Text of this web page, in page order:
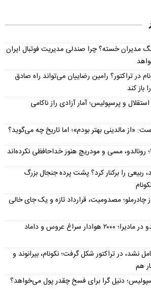
مدیران خسته؟ چرا صندلی مدیریت فوتبال ایران
در تراکتور؟ رامین رضاییان می‌تواند راه صادق
کند
و پرسپولیس؛ آمار آزادی راز ناکامی
«از مالدینی بهتر بودم»؛ اما تاریخ چه می‌گوید؟
ربیعی را برکنار کرد؟ پشت پرده جنجال بزرگ
چادرملو؛ مصدومیت، قرارداد تازه و یک جای خالی
عروسی اشتباهی رونالدو در مادیرا؛ ۲۰۰۰ هوادار سراغ عروس و داماد
نشد، در تراکتور شکل گرفت؛ نکونام، بیرانوند و
هم